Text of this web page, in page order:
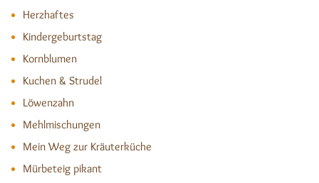
Herzhaftes
Kindergeburtstag
Kornblumen
Kuchen & Strudel
Löwenzahn
Mehlmischungen
Mein Weg zur Kräuterküche
Mürbeteig pikant